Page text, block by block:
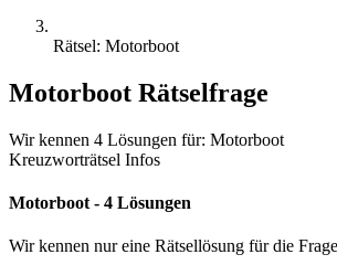
Rätsel: Motorboot
Motorboot Rätselfrage
Wir kennen 4 Lösungen für: Motorboot
Kreuzworträtsel Infos
Motorboot - 4 Lösungen
Wir kennen nur eine Rätsellösung für die